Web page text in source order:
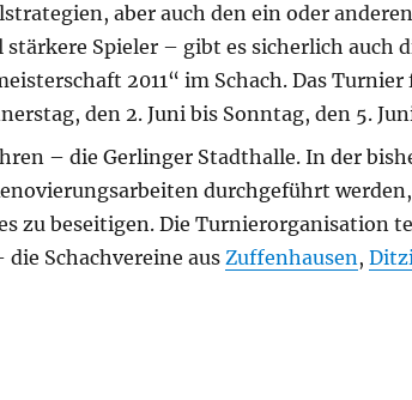
aber auch den ein oder
Spieler – gibt es sicherlich auch
2011“ im Schach. Das
den 2. Juni bis Sonntag, den 5.
– die Gerlinger Stadthalle. In der
durchgeführt
zu beseitigen. Die Turnierorganisation
Schachvereine aus Zuffenhausen,
2011 in der Gerlinger Stadthalle“